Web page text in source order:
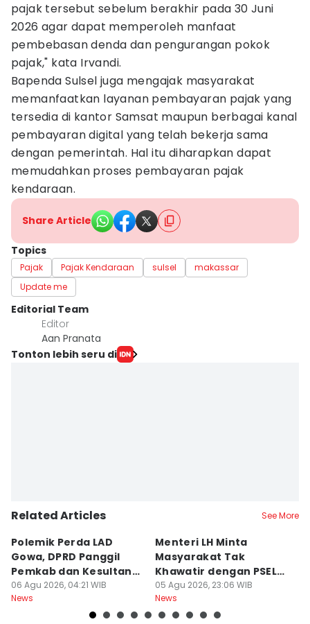
pajak tersebut sebelum berakhir pada 30 Juni
2026 agar dapat memperoleh manfaat
pembebasan denda dan pengurangan pokok
pajak," kata Irvandi.
Bapenda Sulsel juga mengajak masyarakat
memanfaatkan layanan pembayaran pajak yang
tersedia di kantor Samsat maupun berbagai kanal
pembayaran digital yang telah bekerja sama
dengan pemerintah. Hal itu diharapkan dapat
memudahkan proses pembayaran pajak
kendaraan.
Share Article
Topics
Pajak Pajak Kendaraan sulsel
makassar
Update me
Editorial Team
Editor
Aan Pranata
Tonton lebih seru di
Related Articles See More
Polemik Perda LAD
Gowa, DPRD Panggil
Pemkab dan Kesultanan
Gowa
06 Agu 2026, 04:21 WIB
News
Menteri LH Minta
Masyarakat Tak
Khawatir dengan PSEL
Modern
05 Agu 2026, 23:06 WIB
News